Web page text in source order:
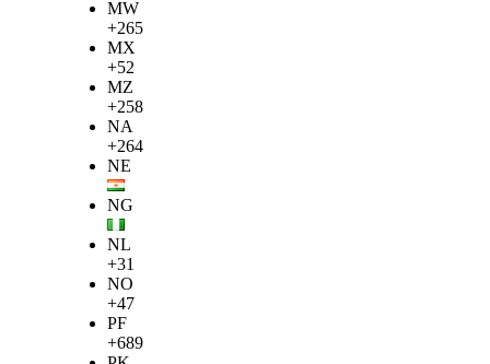
MW
+265
MX
+52
MZ
+258
NA
+264
NE
NG
NL
+31
NO
+47
PF
+689